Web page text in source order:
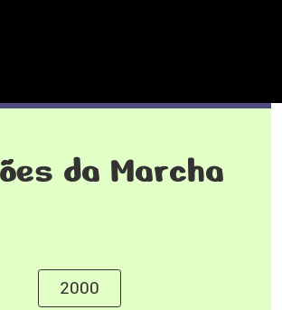
da Marcha
2000